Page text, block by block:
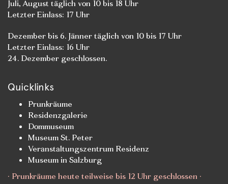
Juli, August täglich von 10 bis 18 Uhr
Letzter Einlass: 17 Uhr
Dezember bis 6. Jänner täglich von 10 bis 17 Uhr
Letzter Einlass: 16 Uhr
24. Dezember geschlossen.
Quicklinks
Prunkräume
Residenzgalerie
Dommuseum
Museum St. Peter
Veranstaltungszentrum Residenz
Museum in Salzburg
· Prunkräume heute teilweise bis 12 Uhr geschlossen ·